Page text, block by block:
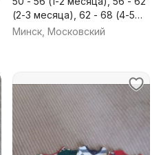
(2-3 месяца), 62 - 68 (4-5
месяцев), 68 - 74 (6-8
Минск, Московский